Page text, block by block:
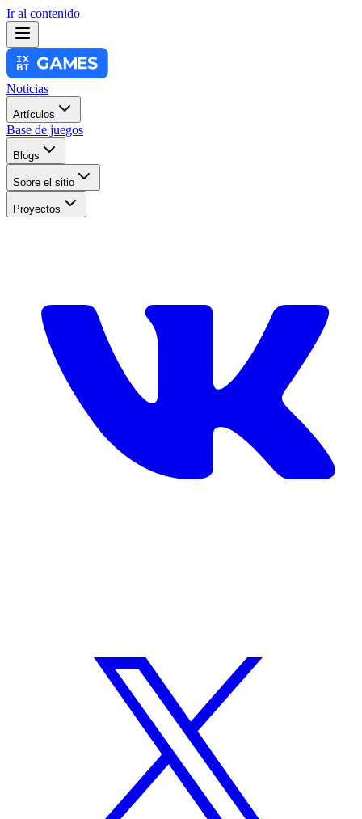
Ir al contenido
Noticias
Artículos
Base de juegos
Blogs
Sobre el sitio
Proyectos